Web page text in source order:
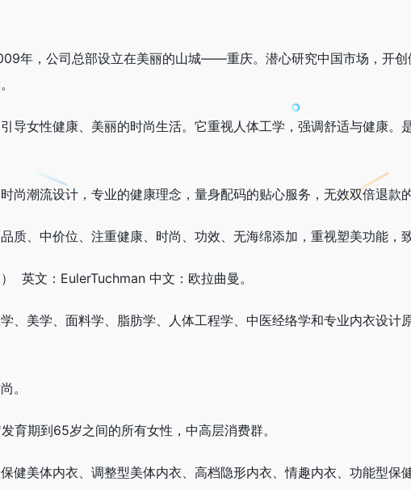
年，公司总部设立在美丽的山城——重庆。潜心研究中国市场，开
导女性健康、美丽的时尚生活。它重视人体工学，强调舒适与健康
尚潮流设计，专业的健康理念，量身配码的贴心服务，无效双倍退款
质、中价位、注重健康、时尚、功效、无海绵添加，重视塑美功能，
英文：EulerTuchman 中文：欧拉曲曼。
、美学、面料学、脂肪学、人体工程学、中医经络学和专业内衣设
。
育期到65岁之间的所有女性，中高层消费群。
健美体内衣、调整型美体内衣、高档隐形内衣、情趣内衣、功能型保